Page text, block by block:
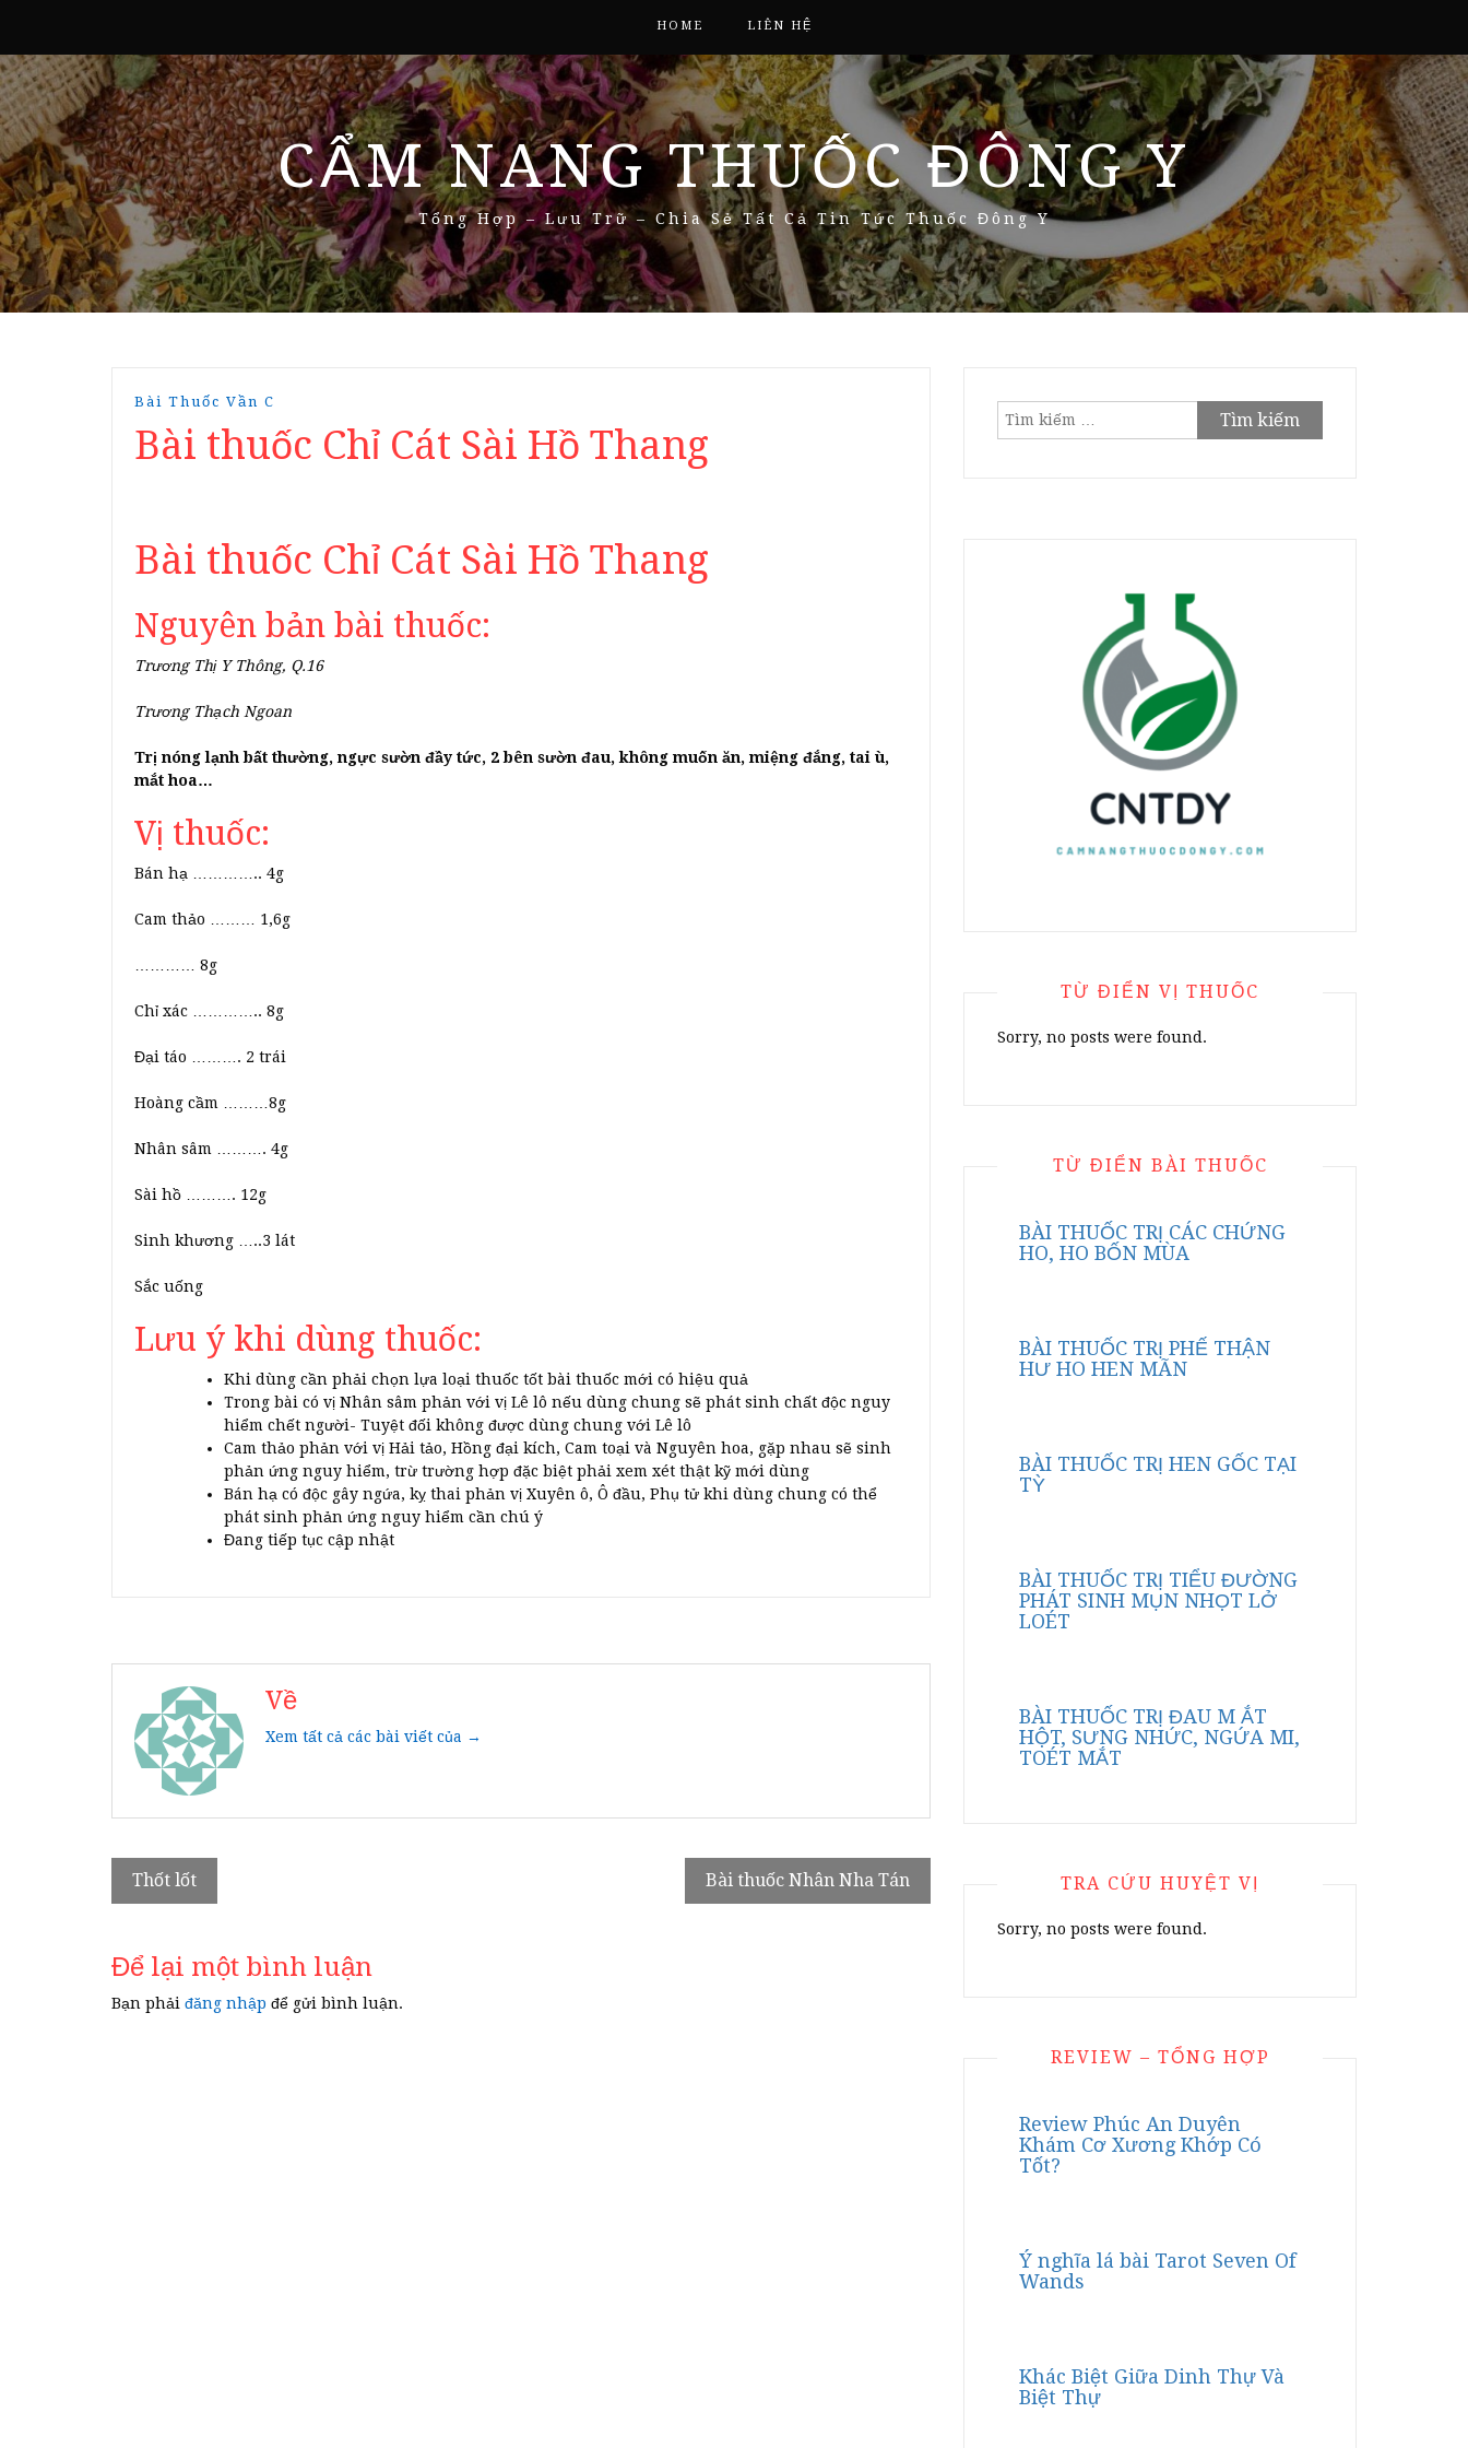
HOME LIÊN HỆ
CẨM NANG THUỐC ĐÔNG Y
Tổng Hợp – Lưu Trữ – Chia Sẻ Tất Cả Tin Tức Thuốc Đông Y
Bài Thuốc Vần C
Bài thuốc Chỉ Cát Sài Hồ Thang
Bài thuốc Chỉ Cát Sài Hồ Thang
Nguyên bản bài thuốc:
Trương Thị Y Thông, Q.16
Trương Thạch Ngoan
Trị nóng lạnh bất thường, ngực sườn đầy tức, 2 bên sườn đau, không muốn ăn, miệng đắng, tai ù,
mắt hoa…
Vị thuốc:
Bán hạ ………….. 4g
Cam thảo ……… 1,6g
………… 8g
Chỉ xác ………….. 8g
Đại táo ………. 2 trái
Hoàng cầm ………8g
Nhân sâm ………. 4g
Sài hồ ………. 12g
Sinh khương …..3 lát
Sắc uống
Lưu ý khi dùng thuốc:
Khi dùng cần phải chọn lựa loại thuốc tốt bài thuốc mới có hiệu quả
Trong bài có vị Nhân sâm phản với vị Lê lô nếu dùng chung sẽ phát sinh chất độc nguy
hiểm chết người- Tuyệt đối không được dùng chung với Lê lô
Cam thảo phản với vị Hải tảo, Hồng đại kích, Cam toại và Nguyên hoa, gặp nhau sẽ sinh
phản ứng nguy hiểm, trừ trường hợp đặc biệt phải xem xét thật kỹ mới dùng
Bán hạ có độc gây ngứa, kỵ thai phản vị Xuyên ô, Ô đầu, Phụ tử khi dùng chung có thể
phát sinh phản ứng nguy hiểm cần chú ý
Đang tiếp tục cập nhật
Về
Xem tất cả các bài viết của →
Điều
hướng
bài
viết
Thốt lốt Bài thuốc Nhân Nha Tán
Để lại một bình luận
Bạn phải đăng nhập để gửi bình luận.
Tìm
TỪ ĐIỂN VỊ THUỐC
Sorry, no posts were found.
TỪ ĐIỂN BÀI THUỐC
BÀI THUỐC TRỊ CÁC CHỨNG
HO, HO BỐN MÙA
BÀI THUỐC TRỊ PHẾ THẬN
HƯ HO HEN MÃN
BÀI THUỐC TRỊ HEN GỐC TẠI
TỲ
BÀI THUỐC TRỊ TIỂU ĐƯỜNG
PHÁT SINH MỤN NHỌT LỞ
LOÉT
BÀI THUỐC TRỊ ĐAU M ẮT
HỘT, SƯNG NHỨC, NGỨA MI,
TOÉT MẮT
TRA CỨU HUYỆT VỊ
Sorry, no posts were found.
REVIEW – TỔNG HỢP
Review Phúc An Duyên
Khám Cơ Xương Khớp Có
Tốt?
Ý nghĩa lá bài Tarot Seven Of
Wands
Khác Biệt Giữa Dinh Thự Và
Biệt Thự